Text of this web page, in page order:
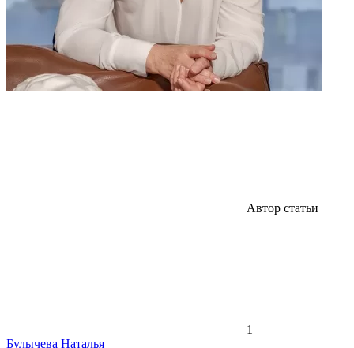
Автор статьи
1
Булычева Наталья